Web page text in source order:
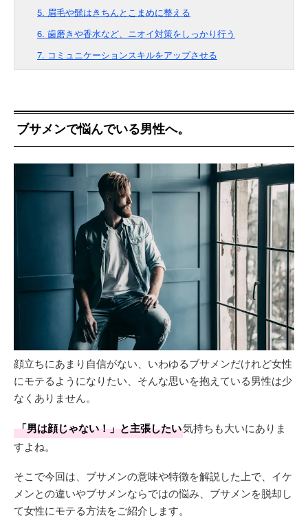
5. 眉毛や髭はきちんとこまめに整える
6. 歯磨きや香水など、ニオイ対策をしっかり行う
7. コミュニケーションスキルをアップさせる
ブサメンで悩んでいる男性へ。
顔立ちにあまり自信がない、いわゆるブサメンだけれど女性
にモテるようになりたい、そんな思いを抱えている男性は少
なくありません。
「男は顔じゃない！」と主張したい気持ちも大いにありま
すよね。
そこで今回は、ブサメンの意味や特徴を解説した上で、イケ
メンとの違いやブサメンならではの悩み、ブサメンを脱却し
て女性にモテる方法をご紹介します。